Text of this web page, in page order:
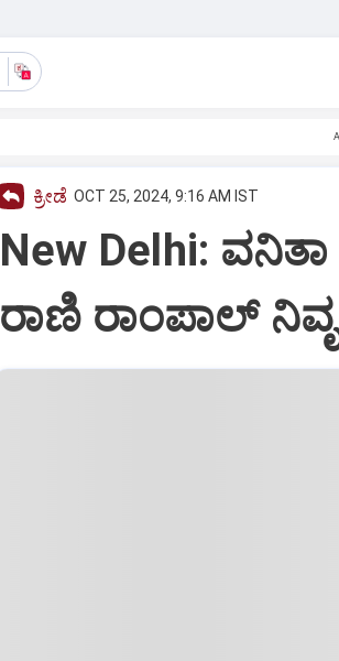
ಕ್ರೀಡೆ OCT 25, 2024, 9:16 AM IST
New Delhi:
ರಾಣಿ ರಾಂಪಾಲ್‌